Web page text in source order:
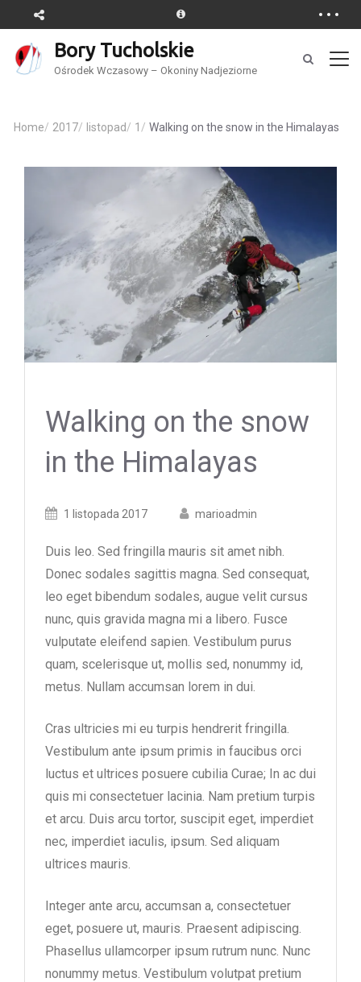
Bory Tucholskie
Ośrodek Wczasowy – Okoniny Nadjeziorne
Home/ 2017/ listopad/ 1 / Walking on the snow in the Himalayas
Walking on the snow
in the Himalayas
Posted1 listopada 2017
Posted
marioadmin
Duis leo. Sed fringilla mauris sit amet nibh.
Donec sodales sagittis magna. Sed consequat,
leo eget bibendum sodales, augue velit cursus
nunc, quis gravida magna mi a libero. Fusce
vulputate eleifend sapien. Vestibulum purus
quam, scelerisque ut, mollis sed, nonummy id,
metus. Nullam accumsan lorem in dui.
Cras ultricies mi eu turpis hendrerit fringilla.
Vestibulum ante ipsum primis in faucibus orci
luctus et ultrices posuere cubilia Curae; In ac dui
quis mi consectetuer lacinia. Nam pretium turpis
et arcu. Duis arcu tortor, suscipit eget, imperdiet
nec, imperdiet iaculis, ipsum. Sed aliquam
ultrices mauris.
Integer ante arcu, accumsan a, consectetuer
eget, posuere ut, mauris. Praesent adipiscing.
Phasellus ullamcorper ipsum rutrum nunc. Nunc
nonummy metus. Vestibulum volutpat pretium